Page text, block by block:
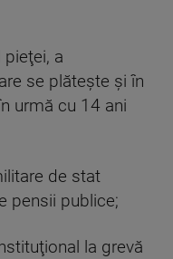
a
se plăteşte şi în
urmă cu 14 ani
de stat
pensii publice;
la grevă